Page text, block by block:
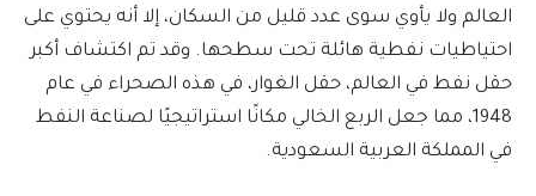
العالم ولا يأوي سوى عدد قليل من السكان، إلا أنه يحتوي على
احتياطيات نفطية هائلة تحت سطحها. وقد تم اكتشاف أكبر
حقل نفط في العالم، حقل الغوار، في هذه الصحراء في عام
1948، مما جعل الربع الخالي مكانًا استراتيجيًا لصناعة النفط
في المملكة العربية السعودية.